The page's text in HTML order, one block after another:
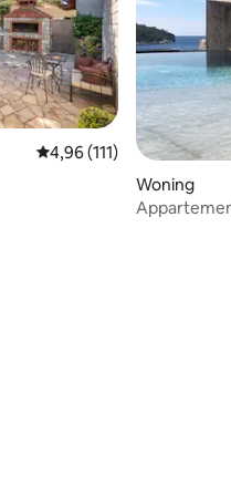
recensies
Gemiddelde beoordeling
4,96 (111)
Woning